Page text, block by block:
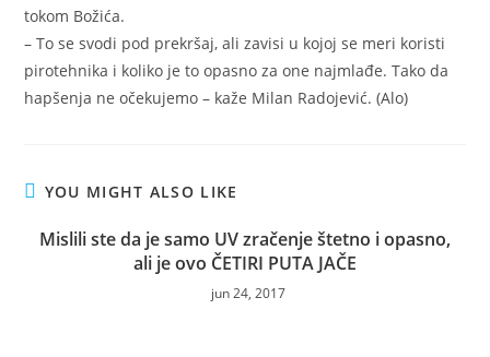
tokom Božića.
– To se svodi pod prekršaj, ali zavisi u kojoj se meri koristi
pirotehnika i koliko je to opasno za one najmlađe. Tako da
hapšenja ne očekujemo – kaže Milan Radojević. (Alo)
YOU MIGHT ALSO LIKE
Mislili ste da je samo UV zračenje štetno i opasno,
ali je ovo ČETIRI PUTA JAČE
jun 24, 2017